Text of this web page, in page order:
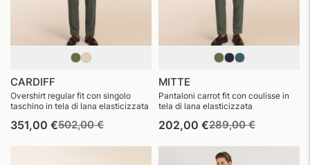
CARDIFF
Overshirt regular fit con singolo
taschino in tela di lana elasticizzata
351,00 €Prezzo
502,00 €Prezzo
MITTE
Pantaloni carrot fit con coulisse in
tela di lana elasticizzata
202,00 €Prezzo
listino
289,00 €Prezzo